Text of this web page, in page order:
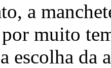
a
muito
escolha da